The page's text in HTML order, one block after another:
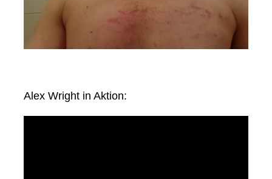
Alex Wright in Aktion: